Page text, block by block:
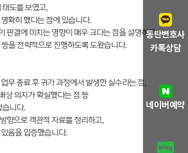
동탄변호사
카톡상담
네이버예약
태도를 보였고,
확히 했다는 점에 있습니다.
판결에 미치는 영향이 매우 크다는 점을 설명하고,
을 전략적으로 진행하도록 도왔습니다.
무 종료 후 귀가 과정에서 발생한 실수라는 점,
상 의지가 확실했다는 점 등
습니다.
향으로 객관적 자료를 정리하고,
음을 입증했습니다.